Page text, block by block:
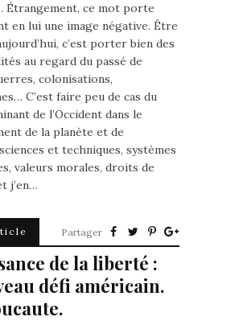
Étrangement, ce mot porte
en lui une image négative. Être
c’est porter bien des
au regard du passé de
colonisations,
C’est faire peu de cas du
de l’Occident dans le
de la planète et de
et techniques, systèmes
valeurs morales, droits de
j’en…
Partager
de la liberté :
défi américain.